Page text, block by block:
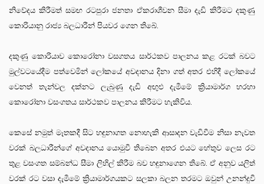
නිවේදය කිරීමත් සමඟ රටපුරා ජනතා ඒකරාශීවන සීමා දැඩි කිරීමට දකුණු
කොරියානු රාජ්‍ය බලධාරීන් පියවර ගෙන තිබේ.
දකුණු කොරියාව කොරෝනා වසගතය සාර්ථකව පාලනය කළ රටක් බවට
මුල්වටයේදීම පත්වෙමින් ලෝකයේ අවදානය දිනා ගත් අතර එහිදී ලෝකයේ
වෙනත් තැන්වල දක්නට ලැබුණු දැඩි අඟුළු දැමීමේ ක්‍රියාමාර්ග හරහා
කොරෝනා වසංගතය සාර්ථකව පාලනය කිරීමට හැකිවිය.
කෙසේ නමුත් මෑතකදී සිට හඳුනාගත නොහැකි ආසාදන වැඩිවීම නිසා නැවත
වරක් බලධාරීන්ගේ අවදානය යොමුවී තිබෙන අතර එයට හේතුව ලෙස රට
තුළ වසංගත සම්බන්ධ සීමා ලිහිල් කිරීම බව හඳුනාගෙන තිබේ. ඒ අනුව යලිත්
වරක් රට වසා දැමීමේ ක්‍රියාමාර්ගයකට සලකා බලන තරමට ඔවුන් උනන්දුවී